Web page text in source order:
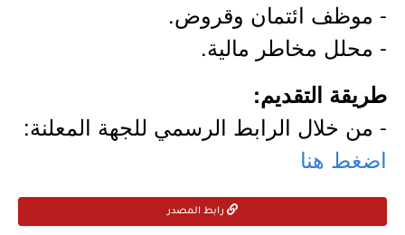
- موظف ائتمان وقروض.
- محلل مخاطر مالية.
طريقة التقديم:
- من خلال الرابط الرسمي للجهة المعلنة:
اضغط هنا
رابط المصدر